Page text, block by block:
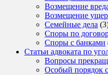
Возмещение
Возмещение
Семейные дела
Споры по
Споры с банками
Статьи адвоката по
Вопросы
Особый порядок